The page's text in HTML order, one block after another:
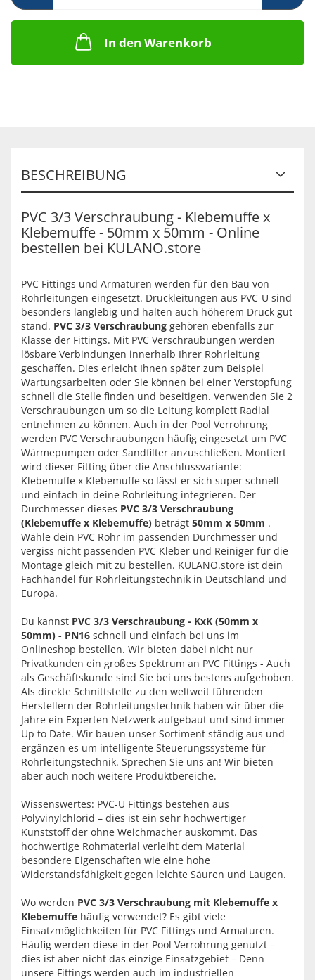
In den Warenkorb
BESCHREIBUNG
PVC 3/3 Verschraubung - Klebemuffe x
Klebemuffe - 50mm x 50mm - Online
bestellen bei KULANO.store
PVC Fittings und Armaturen werden für den Bau von
Rohrleitungen eingesetzt. Druckleitungen aus PVC-U sind
besonders langlebig und halten auch höherem Druck gut
stand. PVC 3/3 Verschraubung gehören ebenfalls zur
Klasse der Fittings. Mit PVC Verschraubungen werden
lösbare Verbindungen innerhalb Ihrer Rohrleitung
geschaffen. Dies erleicht Ihnen später zum Beispiel
Wartungsarbeiten oder Sie können bei einer Verstopfung
schnell die Stelle finden und beseitigen. Verwenden Sie 2
Verschraubungen um so die Leitung komplett Radial
entnehmen zu können. Auch in der Pool Verrohrung
werden PVC Verschraubungen häufig eingesetzt um PVC
Wärmepumpen oder Sandfilter anzuschließen. Montiert
wird dieser Fitting über die Anschlussvariante:
Klebemuffe x Klebemuffe so lässt er sich super schnell
und einfach in deine Rohrleitung integrieren. Der
Durchmesser dieses PVC 3/3 Verschraubung
(Klebemuffe x Klebemuffe) beträgt 50mm x 50mm .
Wähle dein PVC Rohr im passenden Durchmesser und
vergiss nicht passenden PVC Kleber und Reiniger für die
Montage gleich mit zu bestellen. KULANO.store ist dein
Fachhandel für Rohrleitungstechnik in Deutschland und
Europa.
Du kannst PVC 3/3 Verschraubung - KxK (50mm x
50mm) - PN16 schnell und einfach bei uns im
Onlineshop bestellen. Wir bieten dabei nicht nur
Privatkunden ein großes Spektrum an PVC Fittings - Auch
als Geschäftskunde sind Sie bei uns bestens aufgehoben.
Als direkte Schnittstelle zu den weltweit führenden
Herstellern der Rohrleitungstechnik haben wir über die
Jahre ein Experten Netzwerk aufgebaut und sind immer
Up to Date. Wir bauen unser Sortiment ständig aus und
ergänzen es um intelligente Steuerungssysteme für
Rohrleitungstechnik. Sprechen Sie uns an! Wir bieten
aber auch noch weitere Produktbereiche.
Wissenswertes: PVC-U Fittings bestehen aus
Polyvinylchlorid – dies ist ein sehr hochwertiger
Kunststoff der ohne Weichmacher auskommt. Das
hochwertige Rohmaterial verleiht dem Material
besondere Eigenschaften wie eine hohe
Widerstandsfähigkeit gegen leichte Säuren und Laugen.
Wo werden PVC 3/3 Verschraubung mit Klebemuffe x
Klebemuffe häufig verwendet? Es gibt viele
Einsatzmöglichkeiten für PVC Fittings und Armaturen.
Häufig werden diese in der Pool Verrohrung genutzt –
dies ist aber nicht das einzige Einsatzgebiet – Denn
unsere Fittings werden auch im industriellen